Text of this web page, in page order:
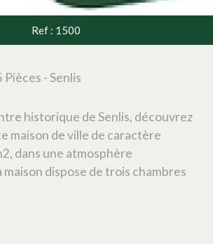
Ref : 1500
Pièces - Senlis
historique de Senlis, découvrez
maison de ville de caractère
dans une atmosphère
maison dispose de trois chambres